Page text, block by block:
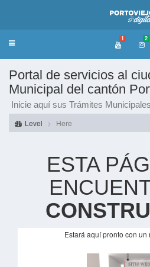
Toggle
1 2
Portal de servicios al
Municipal del cantón
Inicie aquí sus Trámites Municipales
Level
Here
ESTA
Estará aquí pronto con un